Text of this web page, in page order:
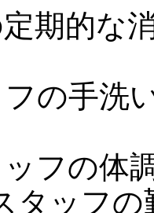
期的な
の手洗
フの体
タッフの